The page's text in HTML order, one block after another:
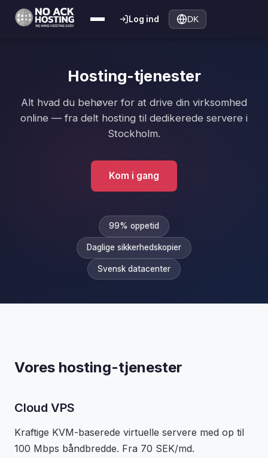
Log ind DK
Hosting-tjenester
Alt hvad du behøver for at drive din virksomhed
online — fra delt hosting til dedikerede servere i
Stockholm.
Kom i gang
99% oppetid
Daglige sikkerhedskopier
Svensk datacenter
Vores hosting-tjenester
Cloud VPS
Kraftige KVM-baserede virtuelle servere med op til
100 Mbps båndbredde. Fra 70 SEK/md.